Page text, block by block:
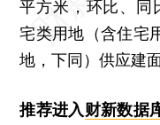
平方米，环比、同
宅类用地（含住宅
地，下同）供应建
推荐进入财新数据